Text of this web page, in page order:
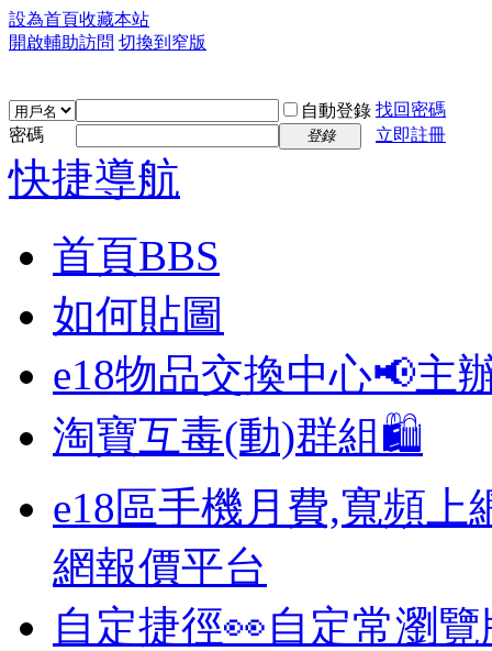
設為首頁收藏本站
開啟輔助訪問 切換到窄版
自動登錄 找回密碼
密碼
登錄 立即註冊
快捷導航
首頁BBS
如何貼圖
e18物品交換中心📢主
淘寶互毒(動)群組🛍️
e18區手機月費,寬頻上
網報價平台
自定捷徑👀自定常瀏